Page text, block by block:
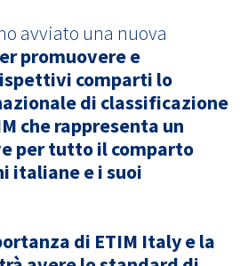
avviato una nuova
promuovere e
comparti lo
di classificazione
che rappresenta un
per tutto il comparto
italiane e i suoi
di ETIM Italy e la